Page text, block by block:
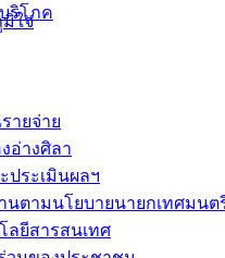
ริโภค
ายจ่าย
อ่างศิลา
ประเมินผลฯ
นตามนโยบายนายกเทศมนต
ยีสารสนเทศ
ใจ